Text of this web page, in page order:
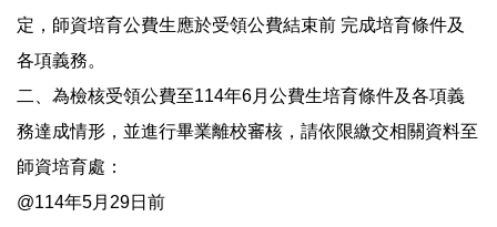
定，師資培育公費生應於受領公費結束前 完成培育條件及
各項義務。
二、為檢核受領公費至114年6月公費生培育條件及各項義
務達成情形，並進行畢業離校審核，請依限繳交相關資料至
師資培育處：
@114年5月29日前